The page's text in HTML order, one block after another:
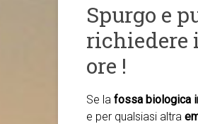
Spurgo e
richiedere
ore !
Se la fossa biologica
e per qualsiasi altra